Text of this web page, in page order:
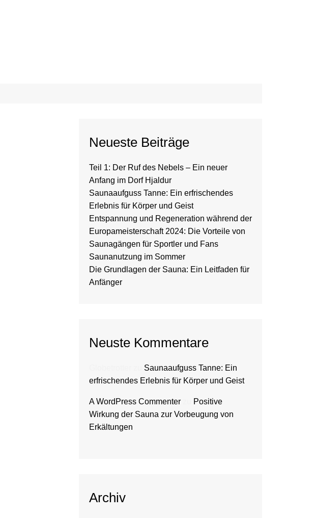
Neueste Beiträge
Teil 1: Der Ruf des Nebels – Ein neuer
Anfang im Dorf Hjaldur
Saunaaufguss Tanne: Ein erfrischendes
Erlebnis für Körper und Geist
Entspannung und Regeneration während der
Europameisterschaft 2024: Die Vorteile von
Saunagängen für Sportler und Fans
Saunanutzung im Sommer
Die Grundlagen der Sauna: Ein Leitfaden für
Anfänger
Neuste Kommentare
Saunaaufguss Tanne: Ein
erfrischendes Erlebnis für Körper und Geist
A WordPress Commenter
Positive
Wirkung der Sauna zur Vorbeugung von
Erkältungen
Archiv